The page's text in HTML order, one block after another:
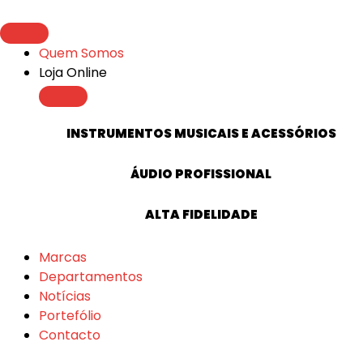
Quem Somos
Loja Online
INSTRUMENTOS MUSICAIS E ACESSÓRIOS
ÁUDIO PROFISSIONAL
ALTA FIDELIDADE
Marcas
Departamentos
Notícias
Portefólio
Contacto